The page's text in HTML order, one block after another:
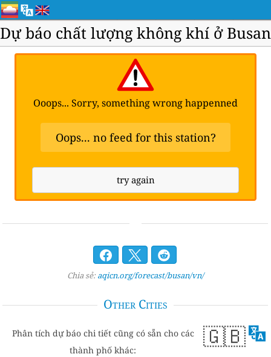
Dự báo chất lượng không khí ở Busan
Ooops... Sorry, something wrong happenned
Oops... no feed for this station?
try again
Chia sẻ: aqicn.org/forecast/busan/vn/
Other Cities
🇬🇧
Phân tích dự báo chi tiết cũng có sẵn cho các
thành phố khác: